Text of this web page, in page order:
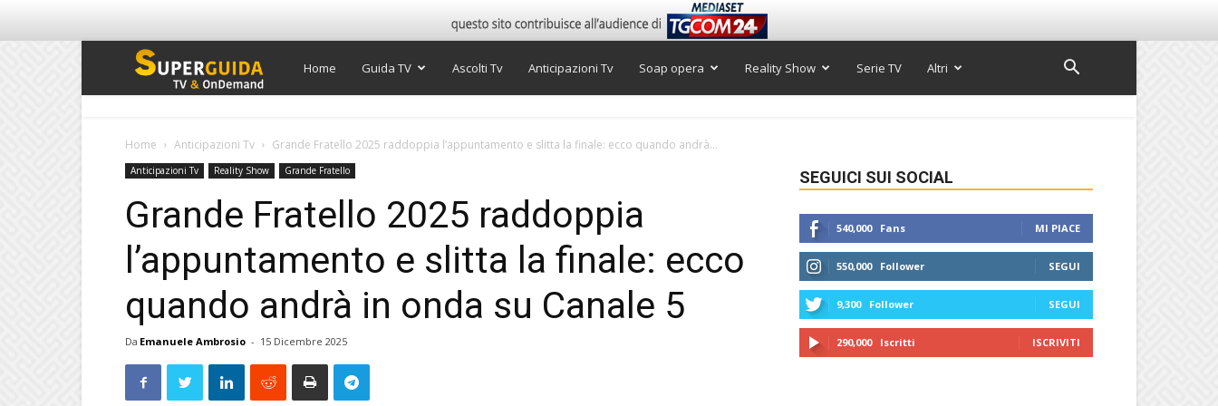
Super
TV
Home Guida TV Ascolti Tv Anticipazioni Tv Soap opera Reality Show Serie TV Altri
Home Anticipazioni Tv Grande Fratello 2025 raddoppia l’appuntamento e slitta la finale: ecco quando andrà...
Anticipazioni Tv Reality Show Grande Fratello
Grande Fratello 2025 raddoppia
l’appuntamento e slitta la finale: ecco
quando andrà in onda su Canale 5
Da Emanuele Ambrosio - 15 Dicembre 2025
SEGUICI SUI SOCIAL
540,000 Fans MI PIACE
550,000 Follower SEGUI
9,300 Follower SEGUI
290,000 Iscritti ISCRIVITI